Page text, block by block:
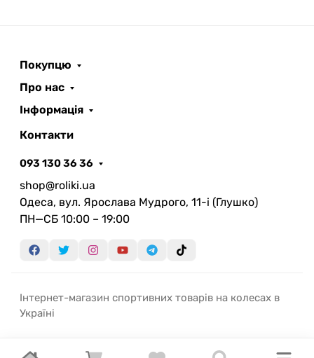
Покупцю
Про нас
Інформація
Контакти
093 130 36 36
shop@roliki.ua
Одеса, вул. Ярослава Мудрого, 11-i (Глушко)
ПН—СБ 10:00 – 19:00
Інтернет-магазин спортивних товарів на колесах в
Україні